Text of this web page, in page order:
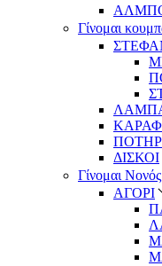
Γίνομαι
ΔΙΣΚΟΙ
Γίνομαι
ΑΓΟΡΙ